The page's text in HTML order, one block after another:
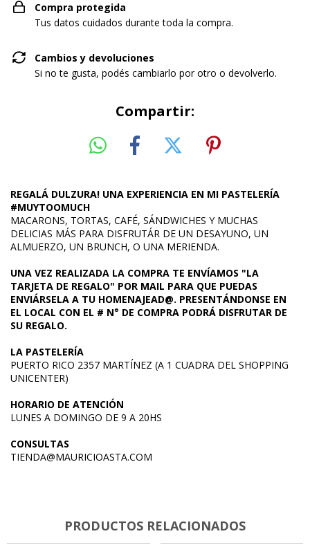
Compra protegida
Tus datos cuidados durante toda la compra.
Cambios y devoluciones
Si no te gusta, podés cambiarlo por otro o devolverlo.
Compartir:
REGALÁ DULZURA! UNA EXPERIENCIA EN MI PASTELERÍA
#MUYTOOMUCH
MACARONS, TORTAS, CAFÉ, SÁNDWICHES Y MUCHAS
DELICIAS MÁS PARA DISFRUTÁR DE UN DESAYUNO, UN
ALMUERZO, UN BRUNCH, O UNA MERIENDA.
UNA VEZ REALIZADA LA COMPRA TE ENVÍAMOS "LA
TARJETA DE REGALO" POR MAIL PARA QUE PUEDAS
ENVIÁRSELA A TU HOMENAJEAD@. PRESENTÁNDONSE EN
EL LOCAL CON EL # N° DE COMPRA PODRÁ DISFRUTAR DE
SU REGALO.
LA PASTELERÍA
PUERTO RICO 2357 MARTÍNEZ (A 1 CUADRA DEL SHOPPING
UNICENTER)
HORARIO DE ATENCIÓN
LUNES A DOMINGO DE 9 A 20HS
CONSULTAS
TIENDA@MAURICIOASTA.COM
PRODUCTOS RELACIONADOS